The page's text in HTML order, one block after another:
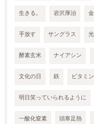
生きる。 岩沢厚治
手放す サングラス
酵素玄米 ナイアシン
文化の日 鉄 ビタミ
明日笑っていられるように
一酸化窒素 頭寒足熱